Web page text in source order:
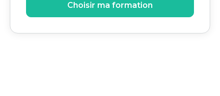
Choisir ma formation